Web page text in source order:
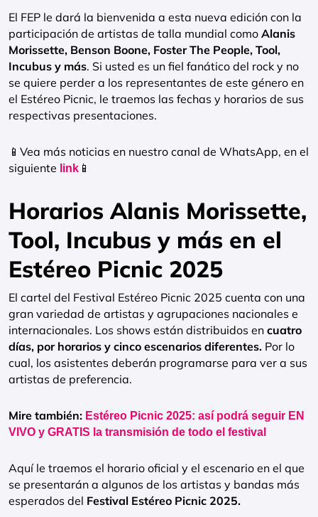
El FEP le dará la bienvenida a esta nueva edición con la
participación de artistas de talla mundial como Alanis
Morissette, Benson Boone, Foster The People, Tool,
Incubus y más. Si usted es un fiel fanático del rock y no
se quiere perder a los representantes de este género en
el Estéreo Picnic, le traemos las fechas y horarios de sus
respectivas presentaciones.
📱Vea más noticias en nuestro canal de WhatsApp, en el
siguiente link 📱
Horarios Alanis Morissette,
Tool, Incubus y más en el
Estéreo Picnic 2025
El cartel del Festival Estéreo Picnic 2025 cuenta con una
gran variedad de artistas y agrupaciones nacionales e
internacionales. Los shows están distribuidos en cuatro
días, por horarios y cinco escenarios diferentes. Por lo
cual, los asistentes deberán programarse para ver a sus
artistas de preferencia.
Mire también: Estéreo Picnic 2025: así podrá seguir EN
VIVO y GRATIS la transmisión de todo el festival
Aquí le traemos el horario oficial y el escenario en el que
se presentarán a algunos de los artistas y bandas más
esperados del Festival Estéreo Picnic 2025.